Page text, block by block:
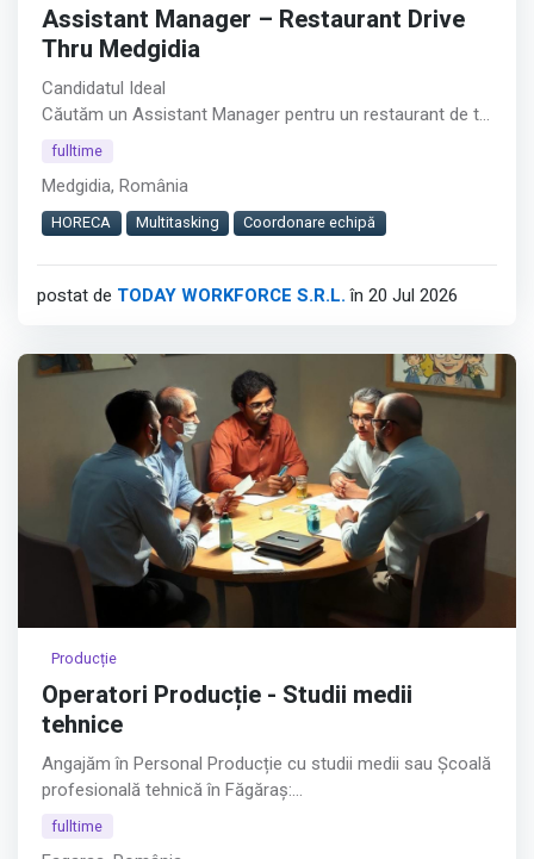
Assistant Manager – Restaurant Drive
Thru Medgidia
Candidatul Ideal
Căutăm un Assistant Manager pentru un restaurant de tip
Drive Thru din Medgidia.︇︃︅︎︃︊︉︎​️︀︆︋​︁︁️︀​︋️︎︌​️︊︊︆︅︃︋︋︊︃︌︍
Rolul este potrivit pentru persoane cu experiență în
coordonarea echipelor, care își doresc responsabilități
Cerințe
fulltime
Medgidia, România
HORECA Multitasking Coordonare echipă
postat de TODAY WORKFORCE S.R.L. în 20 Jul 2026
Producție
Operatori Producție - Studii medii
tehnice
Angajăm în Personal Producție cu studii medii sau Școală
profesională tehnică în Făgăraș:
fulltime